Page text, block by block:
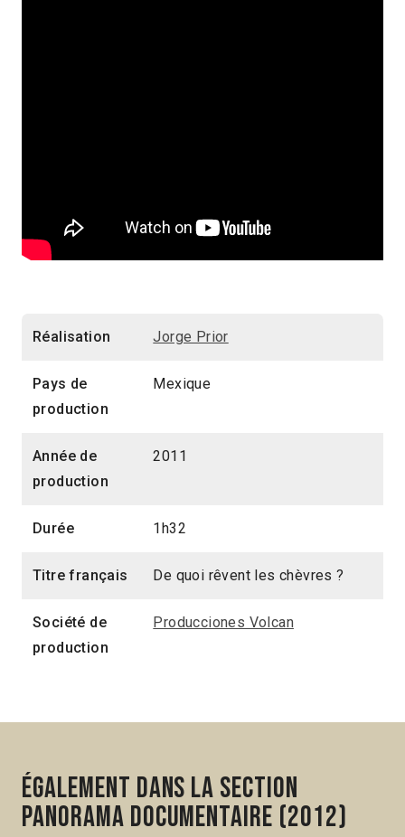
Réalisation Jorge Prior
Pays de
production
Mexique
Année de
production
2011
Durée 1h32
Titre français De quoi rêvent les chèvres ?
Société de
production
Producciones Volcan
Également dans la section
Panorama Documentaire (2012)